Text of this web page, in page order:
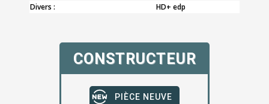
Divers :
HD+ edp
CONSTRUCTEUR
PIÈCE NEUVE